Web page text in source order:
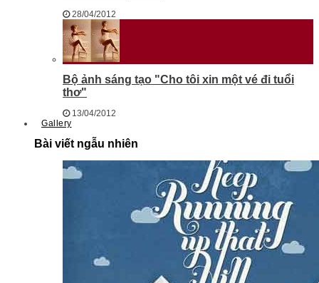
28/04/2012
Bộ ảnh sáng tạo "Cho tôi xin một vé đi tuổi
thơ"
13/04/2012
Gallery
Bài viết ngẫu nhiên